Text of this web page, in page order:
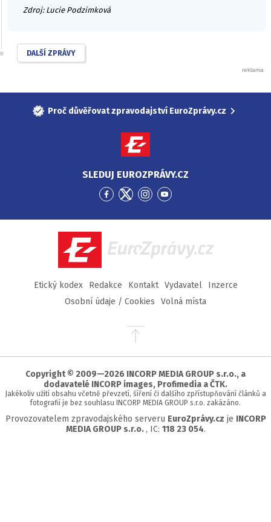
Zdroj: Lucie Podzimková
DALŠÍ ZPRÁVY
Proč důvěřovat zpravodajství EuroZprávy.cz
SLEDUJ EUROZPRÁVY.CZ
Přejít
Facebook
Přejít
Twitter
Přejít
Instagram
Přejít
YouTube
EuroZprávy.cz
Etický kodex Redakce Kontakt Vydavatel
Inzerce
Osobní údaje / Cookies
Volná místa
Přejít
stránky
Copyright © 2009—2026 INCORP MEDIA GROUP s.r.o., a
dodavatelé INCORP images, Profimedia a ČTK.
Jakékoliv užití obsahu včetně převzetí, šíření či dalšího zpřístupňování článků a
fotografií je bez souhlasu INCORP MEDIA GROUP s.r.o. zakázáno.
Provozovatelem zpravodajského serveru EuroZprávy.cz je INCORP
MEDIA GROUP s.r.o. , IC: 118 23 054.